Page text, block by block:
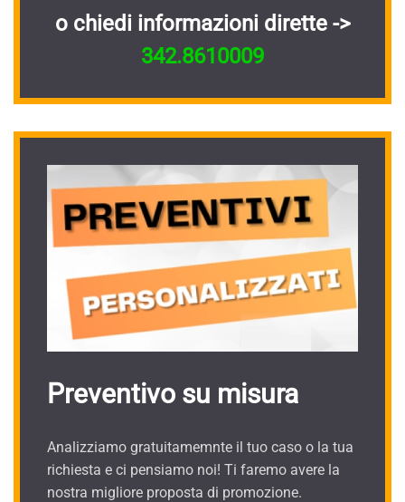
o chiedi informazioni dirette ->
342.8610009
Preventivo su misura
Analizziamo gratuitamemnte il tuo caso o la tua
richiesta e ci pensiamo noi! Ti faremo avere la
nostra migliore proposta di promozione.